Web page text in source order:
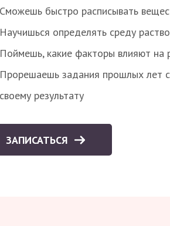
Сможешь быстро расписывать
Научишься определять среду
Поймешь, какие факторы влияют на
Прорешаешь задания прошлых лет
своему результату
ЗАПИСАТЬСЯ